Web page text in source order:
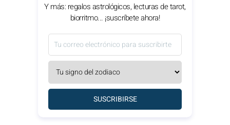
Y más: regalos astrológicos, lecturas de tarot,
biorritmo... ¡suscríbete ahora!
SUSCRIBIRSE